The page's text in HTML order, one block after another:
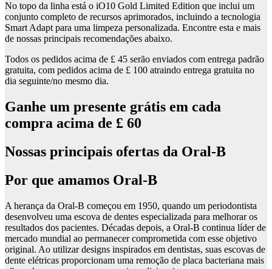
No topo da linha está o iO10 Gold Limited Edition que inclui um
conjunto completo de recursos aprimorados, incluindo a tecnologia
Smart Adapt para uma limpeza personalizada. Encontre esta e mais
de nossas principais recomendações abaixo.
Todos os pedidos acima de £ 45 serão enviados com entrega padrão
gratuita, com pedidos acima de £ 100 atraindo entrega gratuita no
dia seguinte/no mesmo dia.
Ganhe um presente grátis em cada
compra acima de £ 60
Nossas principais ofertas da Oral-B
Por que amamos Oral-B
A herança da Oral-B começou em 1950, quando um periodontista
desenvolveu uma escova de dentes especializada para melhorar os
resultados dos pacientes. Décadas depois, a Oral-B continua líder de
mercado mundial ao permanecer comprometida com esse objetivo
original. Ao utilizar designs inspirados em dentistas, suas escovas de
dente elétricas proporcionam uma remoção de placa bacteriana mais